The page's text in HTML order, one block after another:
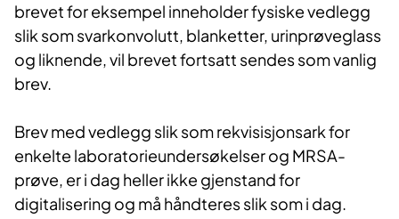
brevet for eksempel inneholder fysiske vedlegg
slik som svarkonvolutt, blanketter, urinprøveglass
og liknende, vil brevet fortsatt sendes som vanlig
brev.
Brev med vedlegg slik som rekvisisjonsark for
enkelte laboratorieundersøkelser og MRSA-
prøve, er i dag heller ikke gjenstand for
digitalisering og må håndteres slik som i dag.